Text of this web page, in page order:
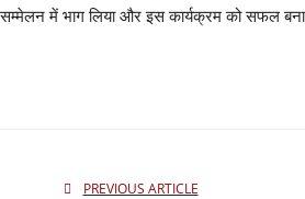
शिक्षा
सम्मेलन में भाग लिया और इस कार्यक्रम को सफल
PREVIOUS ARTICLE